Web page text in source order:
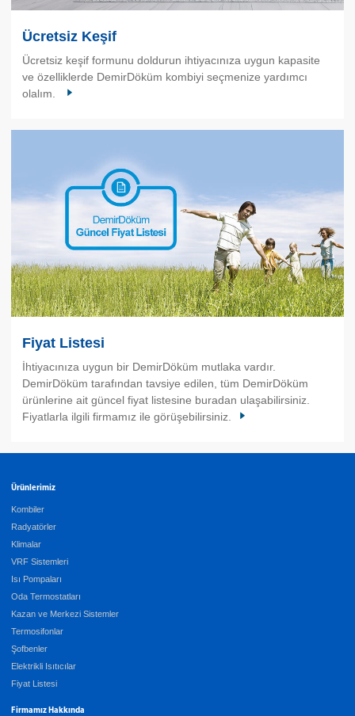
Ücretsiz Keşif
Ücretsiz keşif formunu doldurun ihtiyacınıza uygun kapasite
ve özelliklerde DemirDöküm kombiyi seçmenize yardımcı
olalım.
Fiyat Listesi
İhtiyacınıza uygun bir DemirDöküm mutlaka vardır.
DemirDöküm tarafından tavsiye edilen, tüm DemirDöküm
ürünlerine ait güncel fiyat listesine buradan ulaşabilirsiniz.
Fiyatlarla ilgili firmamız ile görüşebilirsiniz.
Ürünlerimiz
Kombiler
Radyatörler
Klimalar
VRF Sistemleri
Isı Pompaları
Oda Termostatları
Kazan ve Merkezi Sistemler
Termosifonlar
Şofbenler
Elektrikli Isıtıcılar
Fiyat Listesi
Firmamız Hakkında